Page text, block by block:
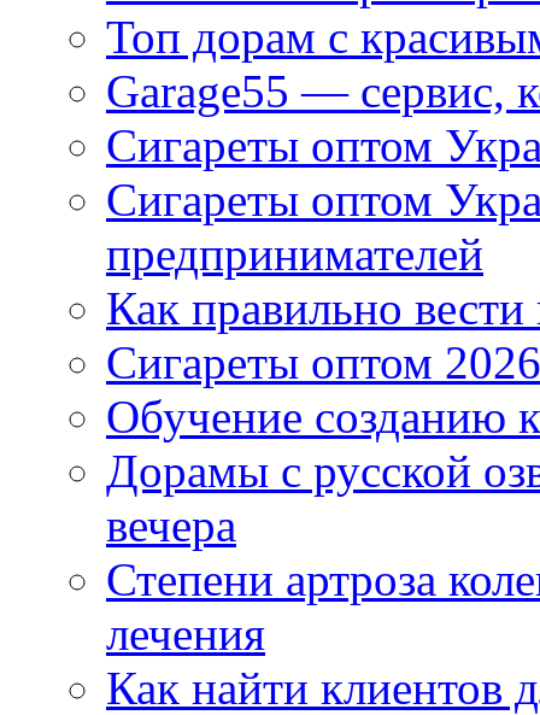
Топ дорам с
Garage55 — сервис,
Сигареты оптом
Сигареты оптом
предпринимателей
Как правильно
Сигареты оптом
Обучение созданию
Дорамы с русской
вечера
Степени артроза
лечения
Как найти клиентов